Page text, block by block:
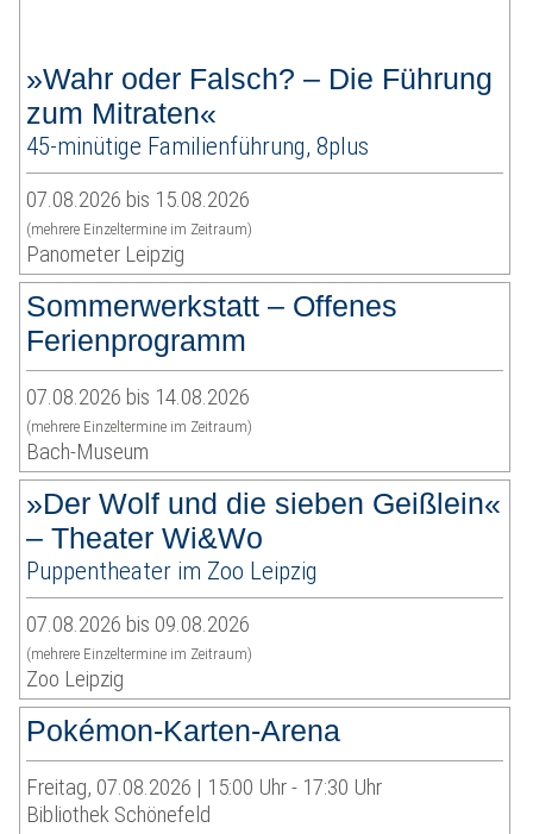
»Wahr oder Falsch? – Die Führung
zum Mitraten«
45-minütige Familienführung, 8plus
07.08.2026 bis 15.08.2026
(mehrere Einzeltermine im Zeitraum)
Panometer Leipzig
Sommerwerkstatt – Offenes
Ferienprogramm
07.08.2026 bis 14.08.2026
(mehrere Einzeltermine im Zeitraum)
Bach-Museum
»Der Wolf und die sieben Geißlein«
– Theater Wi&Wo
Puppentheater im Zoo Leipzig
07.08.2026 bis 09.08.2026
(mehrere Einzeltermine im Zeitraum)
Zoo Leipzig
Pokémon-Karten-Arena
Freitag, 07.08.2026 | 15:00 Uhr - 17:30 Uhr
Bibliothek Schönefeld